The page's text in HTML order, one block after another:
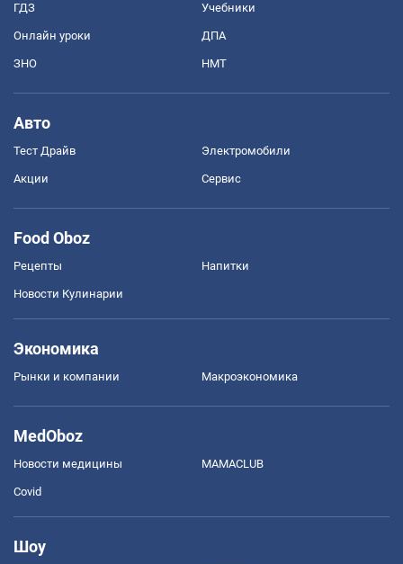
ГДЗ Учебники
Онлайн уроки ДПА
ЗНО НМТ
Авто
Тест Драйв Электромобили
Акции Сервис
Food Oboz
Рецепты Напитки
Новости Кулинарии
Экономика
Рынки и компании Mакроэкономика
MedOboz
Новости медицины MAMACLUB
Covid
Шоу